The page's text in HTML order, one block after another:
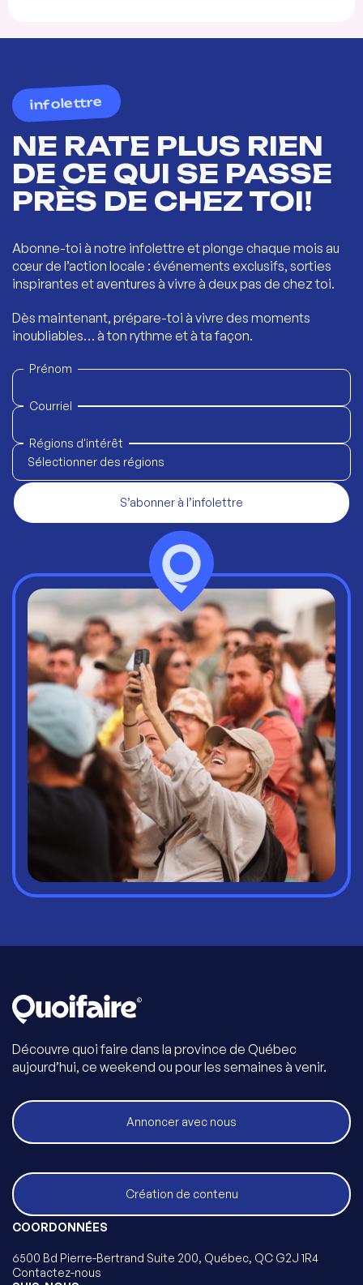
infolettre
NE RATE PLUS RIEN
DE CE QUI SE PASSE
PRÈS DE CHEZ TOI!
Abonne-toi à notre infolettre et plonge chaque mois au
cœur de l’action locale : événements exclusifs, sorties
inspirantes et aventures à vivre à deux pas de chez toi.
Dès maintenant, prépare-toi à vivre des moments
inoubliables… à ton rythme et à ta façon.
Prénom
Courriel
Régions d'intérêt
Sélectionner des régions
S’abonner à l’infolettre
Découvre quoi faire dans la province de Québec
aujourd’hui, ce weekend ou pour les semaines à venir.
Annoncer avec nous
Création de contenu
COORDONNÉES
6500 Bd Pierre-Bertrand Suite 200, Québec, QC G2J 1R4
Contactez-nous